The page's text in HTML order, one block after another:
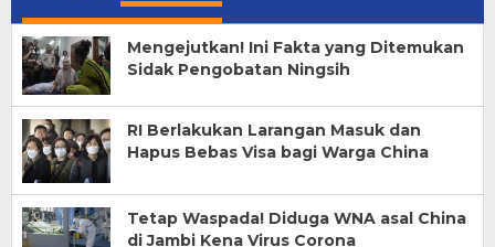
Mengejutkan! Ini Fakta yang Ditemukan
Sidak Pengobatan Ningsih
RI Berlakukan Larangan Masuk dan
Hapus Bebas Visa bagi Warga China
Tetap Waspada! Diduga WNA asal China
di Jambi Kena Virus Corona